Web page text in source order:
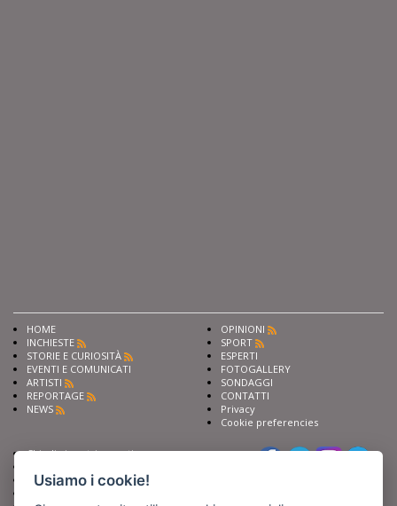
HOME
INCHIESTE
STORIE E CURIOSITÀ
EVENTI E COMUNICATI
ARTISTI
REPORTAGE
NEWS
OPINIONI
SPORT
ESPERTI
FOTOGALLERY
SONDAGGI
CONTATTI
Privacy
Cookie preferencies
Chiedi ai nostri esperti
Fai pubblicità con noi
Usiamo i cookie!